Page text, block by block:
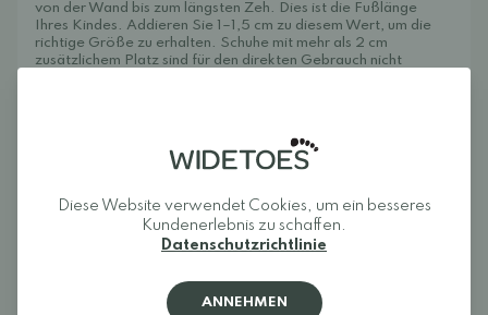
von der Wand bis zum längsten Zeh. Dies ist die Fußlänge
Ihres Kindes. Addieren Sie 1–1,5 cm zu diesem Wert, um die
richtige Größe zu erhalten. Schuhe mit mehr als 2 cm
zusätzlichem Platz sind für den direkten Gebrauch nicht
25: 15,7 cm
DD Step Schuhe werden von einem erfahrenen ungarischen
Schuhhersteller gefertigt. Die Schuhe werden in China
Diese Website verwendet Cookies, um ein besseres
Kundenerlebnis zu schaffen.
Datenschutzrichtlinie
ANNEHMEN